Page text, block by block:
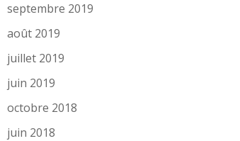
septembre 2019
août 2019
juillet 2019
juin 2019
octobre 2018
juin 2018